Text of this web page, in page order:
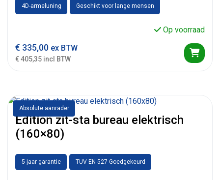
4D-armeluning Geschikt voor lange mensen
Op voorraad
€ 335,00 ex BTW
€ 405,35 incl BTW
Absolute aanrader
Edition zit-sta bureau elektrisch
(160×80)
5 jaar garantie TUV EN 527 Goedgekeurd